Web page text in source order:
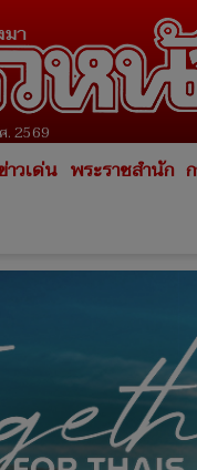
. 2569
าวเด่น พระราชสำนัก